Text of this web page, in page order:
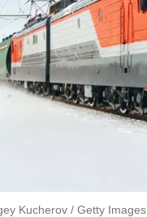
Kucherov / Getty Images